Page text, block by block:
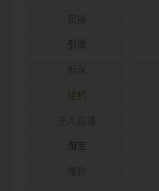
引流
挂机
淘宝